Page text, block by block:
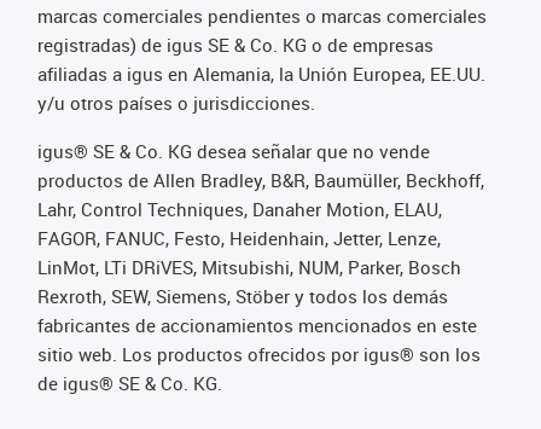
marcas comerciales pendientes o marcas comerciales
registradas) de igus SE & Co. KG o de empresas
afiliadas a igus en Alemania, la Unión Europea, EE.UU.
y/u otros países o jurisdicciones.
igus® SE & Co. KG desea señalar que no vende
productos de Allen Bradley, B&R, Baumüller, Beckhoff,
Lahr, Control Techniques, Danaher Motion, ELAU,
FAGOR, FANUC, Festo, Heidenhain, Jetter, Lenze,
LinMot, LTi DRiVES, Mitsubishi, NUM, Parker, Bosch
Rexroth, SEW, Siemens, Stöber y todos los demás
fabricantes de accionamientos mencionados en este
sitio web. Los productos ofrecidos por igus® son los
de igus® SE & Co. KG.